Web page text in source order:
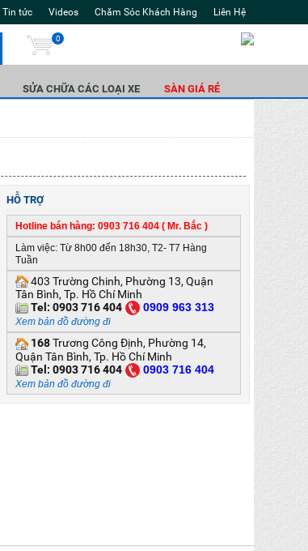
Tin tức Videos Chăm Sóc Khách Hàng Liên Hệ
0
SỬA CHỮA CÁC LOẠI XE SÀN GIÁ RẺ
HỖ TRỢ
Hotline bán hàng: 0903 716 404 ( Mr. Bắc )
Làm việc: Từ 8h00 đến 18h30, T2- T7 Hàng
Tuần
403 Trường Chinh, Phường 13, Quận
Tân Bình, Tp. Hồ Chí Minh
Tel:0903 716 404 0909 963 313
Xem bản đồ đường đi
168Trương Công Định, Phường 14,
Quận Tân Bình, Tp. Hồ Chí Minh
Tel:0903 716 404 0903 716 404
Xem bản đồ đường đi